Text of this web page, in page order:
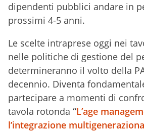
dipendenti pubblici andare in
prossimi 4-5 anni.
Le scelte intraprese oggi nei
nelle politiche di gestione del
determineranno il volto della
decennio. Diventa
partecipare a momenti di
tavola rotonda “L’age
l’integrazione